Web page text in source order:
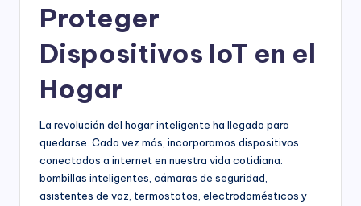
Proteger
Dispositivos IoT en el
Hogar
La revolución del hogar inteligente ha llegado para
quedarse. Cada vez más, incorporamos dispositivos
conectados a internet en nuestra vida cotidiana:
bombillas inteligentes, cámaras de seguridad,
asistentes de voz, termostatos, electrodomésticos y